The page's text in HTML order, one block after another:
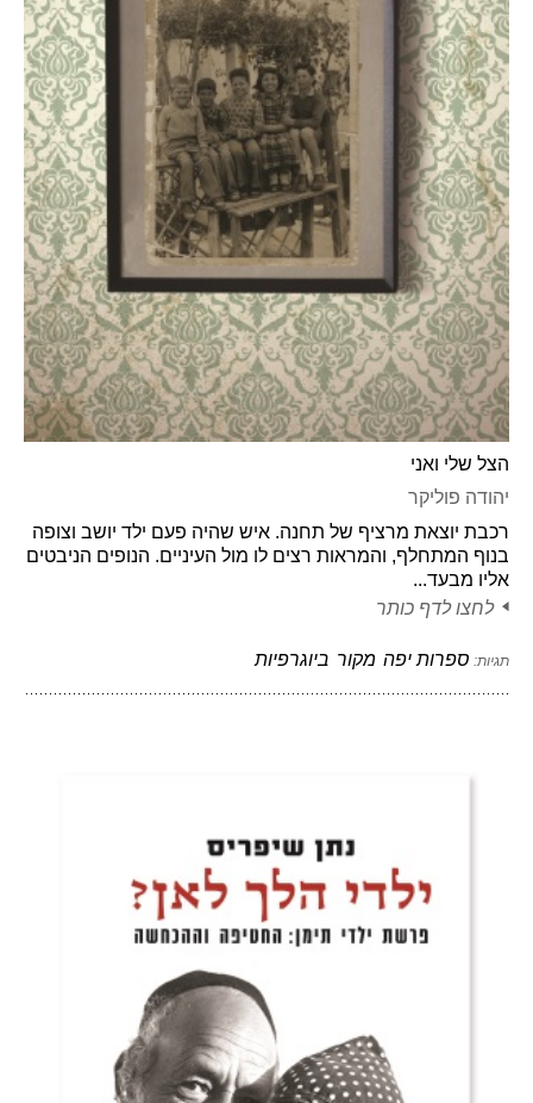
הצל שלי ואני
יהודה פוליקר
רכבת יוצאת מרציף של תחנה. איש שהיה פעם ילד יושב וצופה
בנוף המתחלף, והמראות רצים לו מול העיניים. הנופים הניבטים
אליו מבעד...
לחצו לדף כותר
תגיות: ספרות יפה מקור ביוגרפיות